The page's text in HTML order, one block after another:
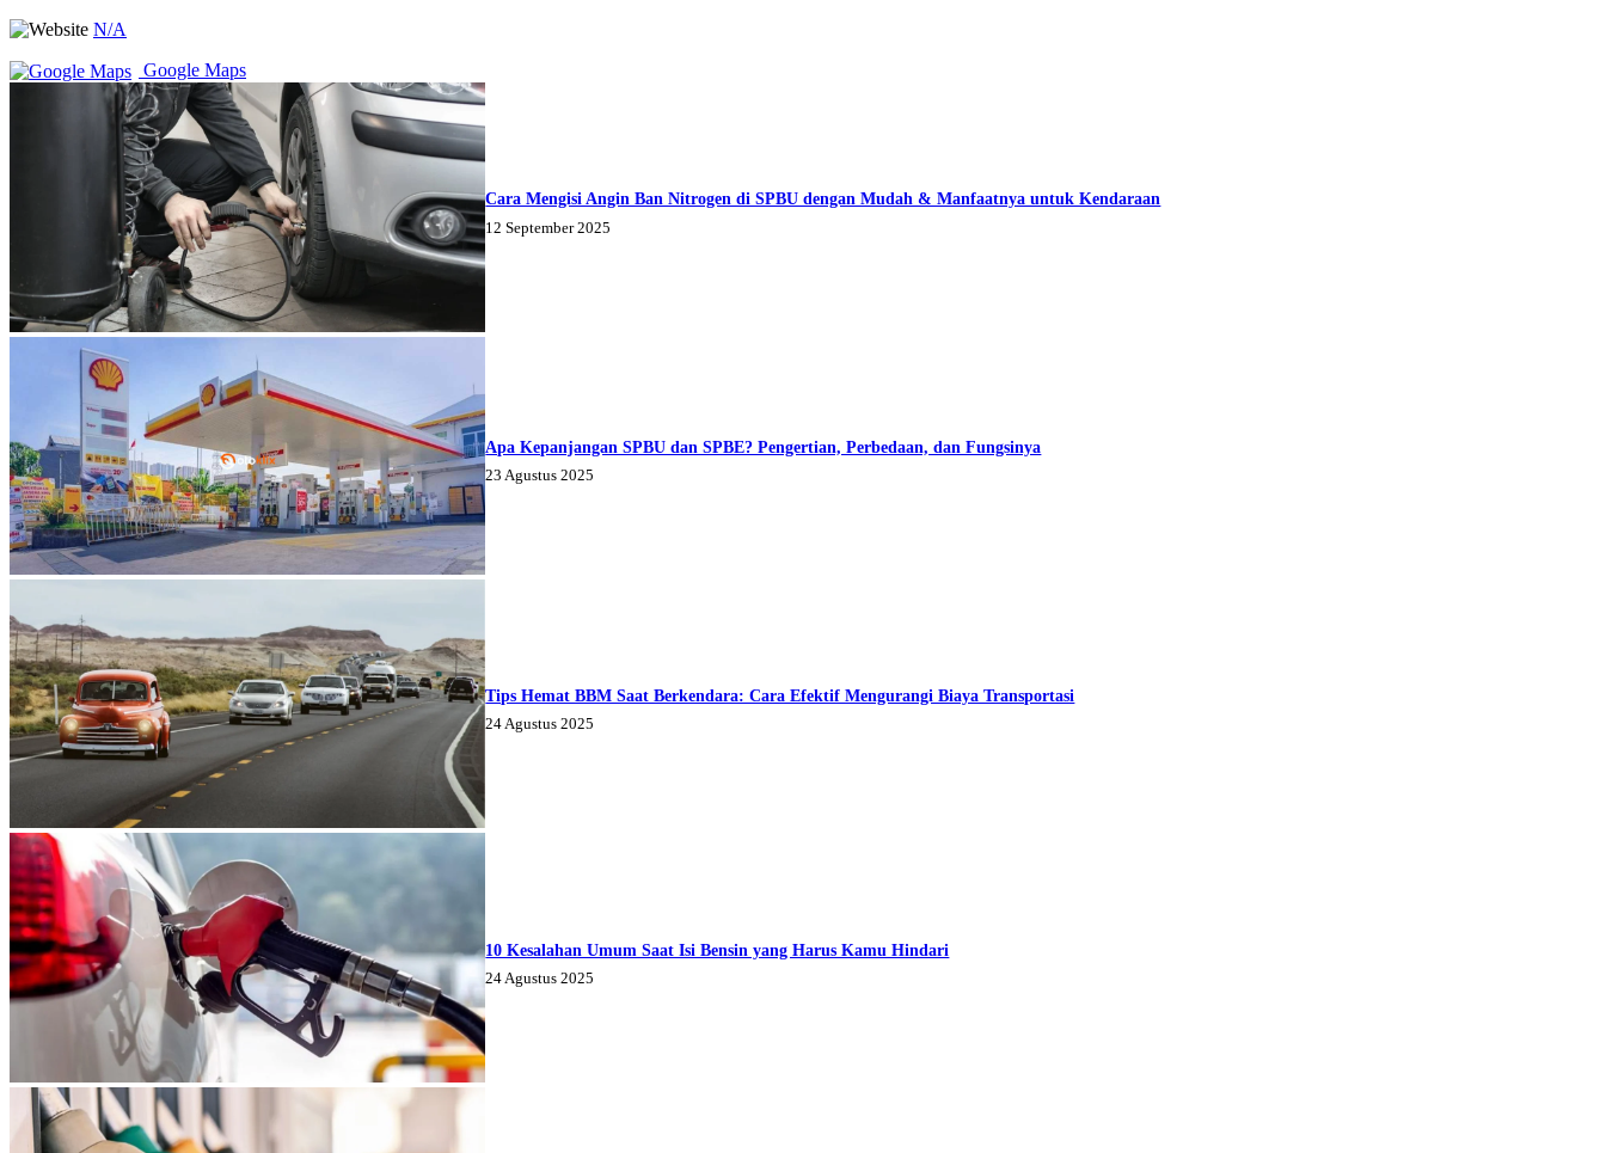
N/A
Google Maps
Cara Mengisi Angin Ban Nitrogen di SPBU dengan Mudah & Manfaatnya untuk Kendaraan
12 September 2025
Apa Kepanjangan SPBU dan SPBE? Pengertian, Perbedaan, dan Fungsinya
23 Agustus 2025
Tips Hemat BBM Saat Berkendara: Cara Efektif Mengurangi Biaya Transportasi
24 Agustus 2025
10 Kesalahan Umum Saat Isi Bensin yang Harus Kamu Hindari
24 Agustus 2025